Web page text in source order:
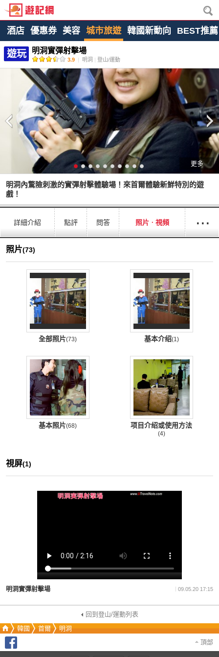
酒店 優惠券 美容 城市旅遊 韓國新動向 BEST推薦
遊玩 明洞實彈射擊場
3.9 | 明洞 | 登山/運動
更多
明洞內驚險刺激的實彈射擊體驗場！來首爾體驗新鮮特別的遊
戲！
詳細介紹 點評 問答 照片ㆍ視頻 ···
照片(73)
全部照片(73) 基本介绍(1)
基本照片(68) 项目介绍或使用方法
(4)
視屏(1)
明洞實彈射擊場 09.05.20 17:15
回到登山/運動列表
韓國
首爾
明洞
頂部